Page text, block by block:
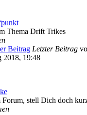
Thema Drift Trikes
Letzter Beitrag
2018, 19:48
stell Dich doch